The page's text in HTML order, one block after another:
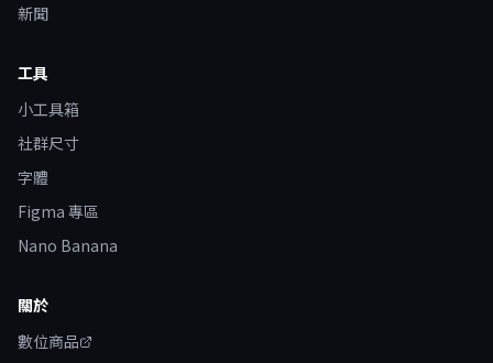
新聞
工具
小工具箱
社群尺寸
字體
Figma 專區
Nano Banana
關於
數位商品